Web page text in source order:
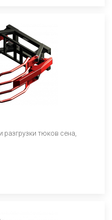
разгрузки тюков сена,